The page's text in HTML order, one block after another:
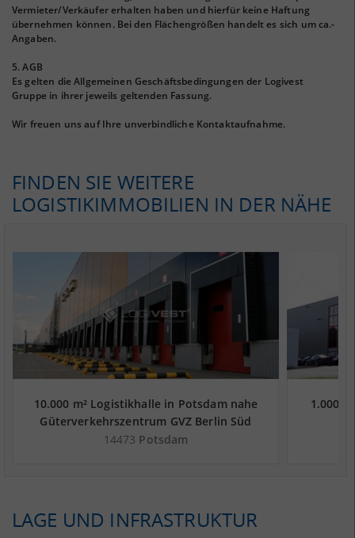
Vermieter/Verkäufer erhalten haben und hierfür keine Haftung
übernehmen können. Bei den Flächengrößen handelt es sich um ca.-
Angaben.
5. AGB
Es gelten die Allgemeinen Geschäftsbedingungen der Logivest
Gruppe in ihrer jeweils geltenden Fassung.
Wir freuen uns auf Ihre unverbindliche Kontaktaufnahme.
FINDEN SIE WEITERE
LOGISTIKIMMOBILIEN IN DER NÄHE
10.000 m² Logistikhalle in Potsdam nahe
Güterverkehrszentrum GVZ Berlin Süd
Grossbeeren
14473 Potsdam
1.000
LAGE UND INFRASTRUKTUR